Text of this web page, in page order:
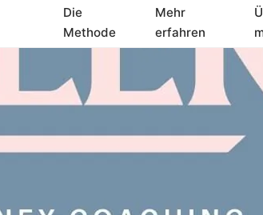
Die
Methode
Mehr
erfahren